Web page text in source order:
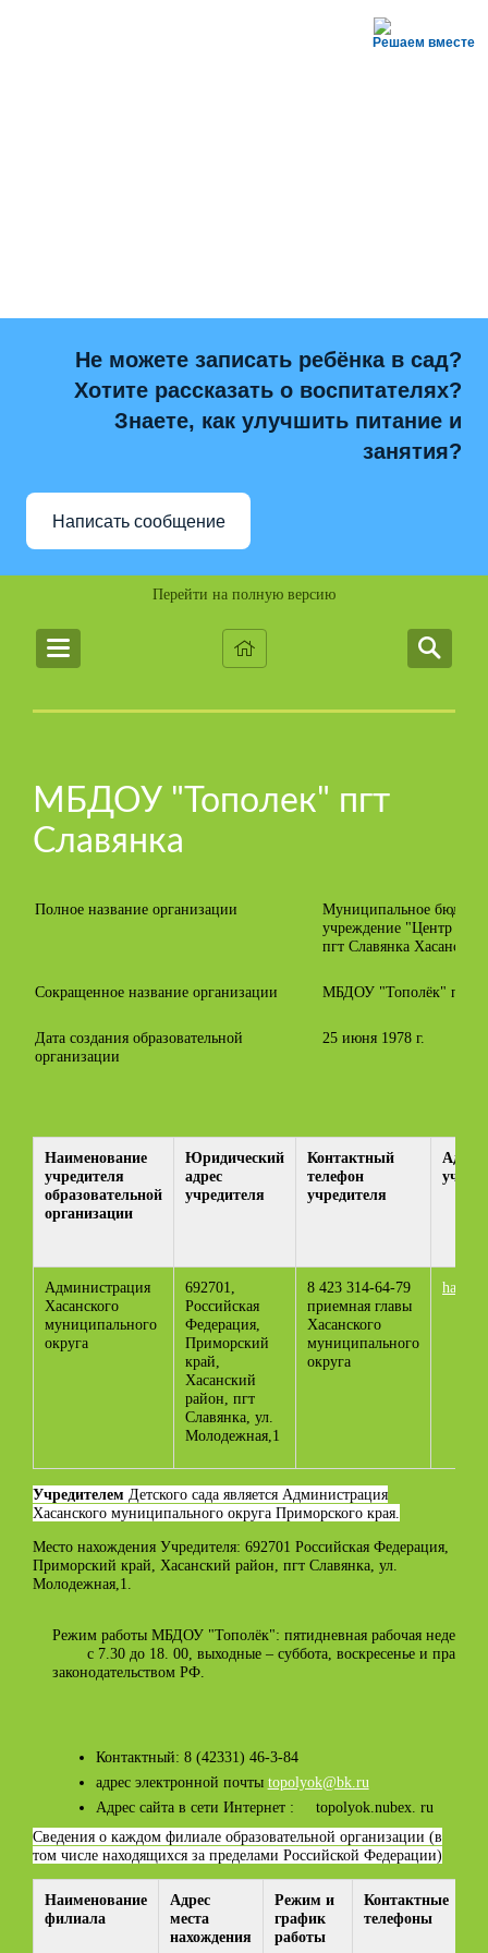
Решаем вместе
Не можете записать ребёнка в сад?
Хотите рассказать о воспитателях?
Знаете, как улучшить питание и
занятия?
Написать сообщение
Перейти на полную версию
МБДОУ "Тополек" пгт
Славянка
Полное название организации
Муниципальное
учреждение "Центр
пгт Славянка
Сокращенное название организации МБДОУ "Тополёк" пгт
Дата создания образовательной
организации
25 июня 1978 г.
Наименование
учредителя
образовательной
организации
Юридический
адрес
учредителя
Контактный
телефон
учредителя
Адрес
Администрация
Хасанского
муниципального
округа
692701,
Российская
Федерация,
Приморский
край,
Хасанский
район, пгт
Славянка, ул.
Молодежная,1
8 423 314-64-79
приемная главы
Хасанского
муниципального
округа
Учредителем Детского сада является Администрация
Хасанского муниципального округа Приморского края.
Место нахождения Учредителя: 692701 Российская Федерация,
Приморский край, Хасанский район, пгт Славянка, ул.
Молодежная,1.
Режим работы МБДОУ "Тополёк": пятидневная рабочая неделя,
с 7.30 до 18. 00, выходные – суббота, воскресенье и
законодательством РФ.
Контактный: 8 (42331) 46-3-84
адрес электронной почты topolyok@bk.ru
Адрес сайта в сети Интернет : topolyok.nubex. ru
Сведения о каждом филиале образовательной организации (в
том числе находящихся за пределами Российской Федерации)
Наименование
филиала
Адрес
места
нахождения
Режим и
график
работы
Контактные
телефоны